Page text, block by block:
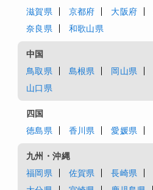
滋賀県
京都府 大阪府
奈良県
和歌山県
中国
鳥取県
島根県 岡山県
山口県
四国
徳島県
香川県 愛媛県
九州・沖縄
福岡県
佐賀県 長崎県